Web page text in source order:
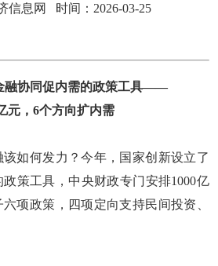
信息网 时间：2026-03-25
融协同促内需的政策工具——
元，6个方向扩内需
何发力？今年，国家创新设立了
策工具，中央财政专门安排1000亿
项政策，四项定向支持民间投资、